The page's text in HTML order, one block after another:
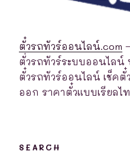
ตั๋วรถทัวร์ออนไลน์.com
ตั่วรถทัวร์ระบบออนไลน์
ตั๋วรถทัวร์ออนไลน์ เช็คตั๋
ออก ราคาตั๋วแบบเรียลไ
SEARCH